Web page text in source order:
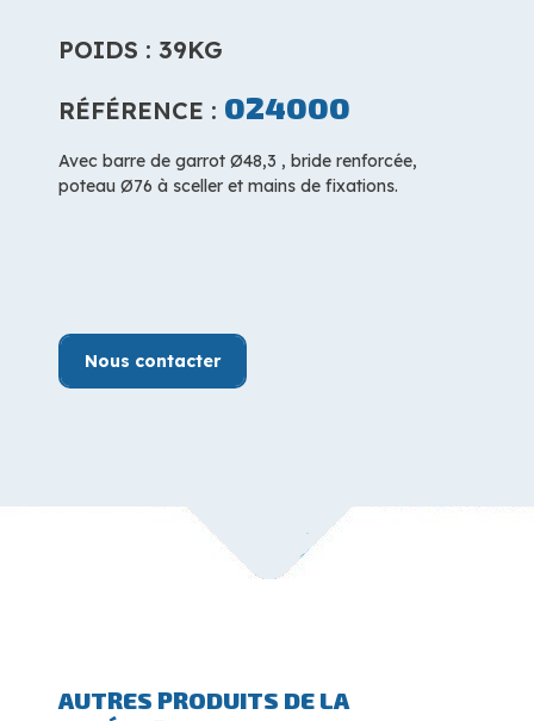
POIDS : 39KG
RÉFÉRENCE : 024000
Avec barre de garrot Ø48,3 , bride renforcée,
poteau Ø76 à sceller et mains de fixations.
Nous contacter
AUTRES PRODUITS DE LA